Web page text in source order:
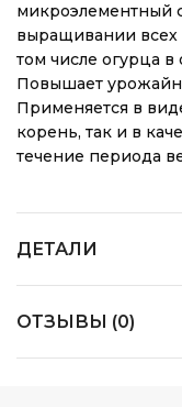
микроэлементный
выращивании всех
том числе огурца
Повышает
Применяется в
корень, так и в
течение периода
ДЕТАЛИ
ОТЗЫВЫ (0)